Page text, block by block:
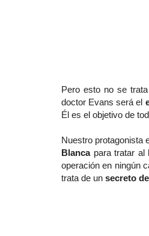
Pero esto no se
doctor Evans será el
Él es el objetivo de
Nuestro protagonista
Blancapara tratar al
operación en ningún
trata de un secreto